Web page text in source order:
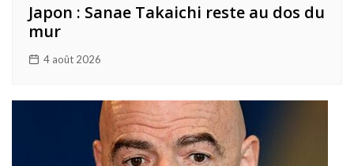
Japon : Sanae Takaichi reste au dos du
mur
4 août 2026